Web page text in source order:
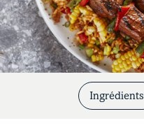
Ingrédients